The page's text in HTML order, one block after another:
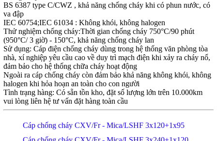
BS 6387 type C/CWZ , khả năng chống cháy khi có phun nước, có
va đập
IEC 60754;IEC 61034 : Không khói, không halogen
Thử nghiệm chống cháy:Thời gian chống cháy 750°C/90 phút
(950°C/ 3 giờ) - 150°C, khả năng chống cháy lan
Sử dụng: Cáp điện chống cháy dùng trong hệ thống văn phòng tòa
nhà, xí nghiệp yêu cầu cao về duy trì mạch điện khi xảy ra cháy nổ,
đảm bảo cho hệ thống chữa cháy hoạt động
Ngoài ra cáp chống cháy còn đảm bảo khả năng không khói, không
halogen khi hỏa hoạn an toàn cho con người
Tình trạng hàng: Có sẵn tồn kho, đặt số lượng lớn trên 10.000km
vui lòng liên hệ tư vấn đặt hàng toàn cầu
Cáp chống cháy CXV/Fr - Mica/LSHF 3x120+1x95